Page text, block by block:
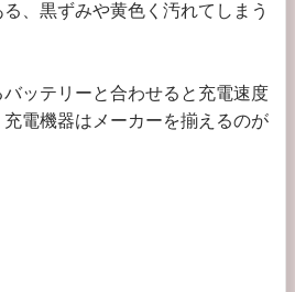
、黒ずみや黄色く汚れてしまう
ッテリーと合わせると充電速度
電機器はメーカーを揃えるのが